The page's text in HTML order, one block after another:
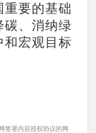
重要的基础
碳、消纳绿
和宏观目标
签署内容授权协议的网